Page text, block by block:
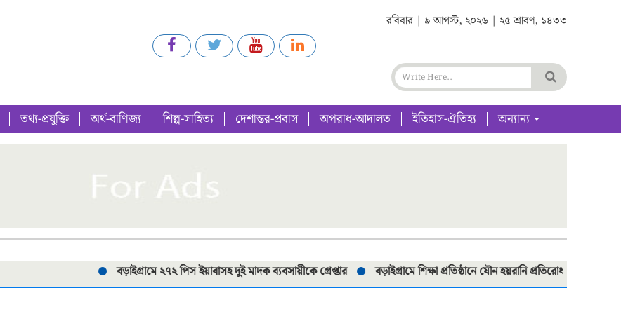
রবিবার | ৯ আগস্ট, ২০২৬ | ২৫ শ্রাবণ, ১৪৩৩
তথ্য-প্রযুক্তি অর্থ-বাণিজ্য শিল্প-সাহিত্য দেশান্তর-প্রবাস অপরাধ-আদালত ইতিহাস-ঐতিহ্য অন্যান্য
বড়াইগ্রামে ২৭২ পিস ইয়াবাসহ দুই মাদক ব্যবসায়ীকে গ্রেপ্তার বড়াইগ্রামে শিক্ষা প্রতিষ্ঠানে যৌন হয়রানি প্রতিরোধ কমিটি পুনর্গঠনে